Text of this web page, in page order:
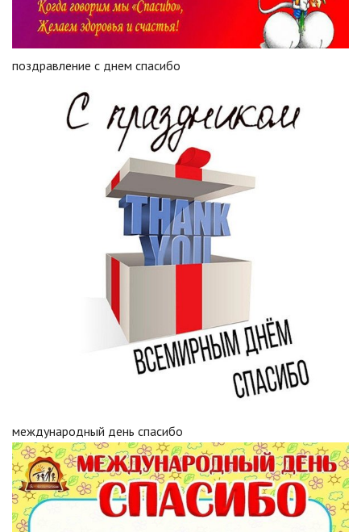
поздравление с днем спасибо
международный день спасибо